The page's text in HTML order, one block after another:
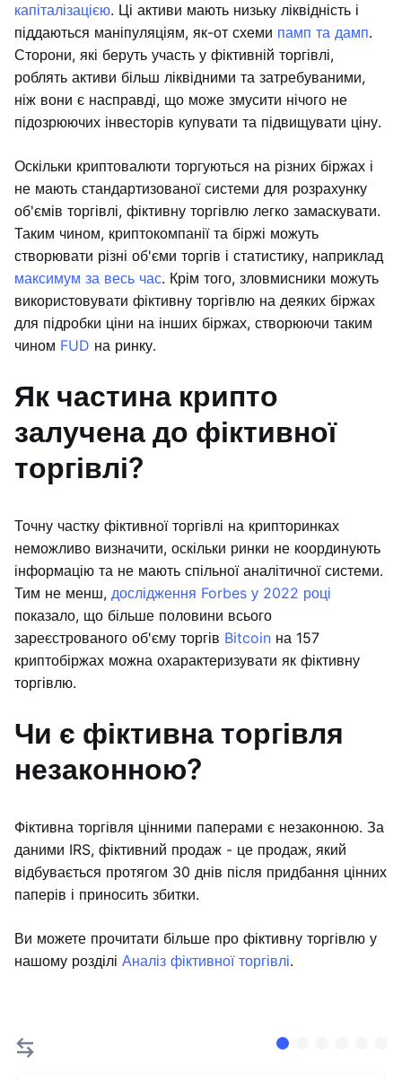
капіталізацією. Ці активи мають низьку ліквідність і
піддаються маніпуляціям, як-от схеми памп та дамп.
Сторони, які беруть участь у фіктивній торгівлі,
роблять активи більш ліквідними та затребуваними,
ніж вони є насправді, що може змусити нічого не
підозрюючих інвесторів купувати та підвищувати ціну.
Оскільки криптовалюти торгуються на різних біржах і
не мають стандартизованої системи для розрахунку
об'ємів торгівлі, фіктивну торгівлю легко замаскувати.
Таким чином, криптокомпанії та біржі можуть
створювати різні об'єми торгів і статистику, наприклад
максимум за весь час. Крім того, зловмисники можуть
використовувати фіктивну торгівлю на деяких біржах
для підробки ціни на інших біржах, створюючи таким
чином FUD на ринку.
Як частина крипто
залучена до фіктивної
торгівлі?
Точну частку фіктивної торгівлі на крипторинках
неможливо визначити, оскільки ринки не координують
інформацію та не мають спільної аналітичної системи.
Тим не менш, дослідження Forbes у 2022 році
показало, що більше половини всього
зареєстрованого об'єму торгів Bitcoin на 157
криптобіржах можна охарактеризувати як фіктивну
торгівлю.
Чи є фіктивна торгівля
незаконною?
Фіктивна торгівля цінними паперами є незаконною. За
даними IRS, фіктивний продаж - це продаж, який
відбувається протягом 30 днів після придбання цінних
паперів і приносить збитки.
Ви можете прочитати більше про фіктивну торгівлю у
нашому розділі Аналіз фіктивної торгівлі.